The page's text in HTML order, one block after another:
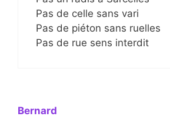
Pas de celle sans vari
Pas de piéton sans ruelles
Pas de rue sens interdit
Bernard